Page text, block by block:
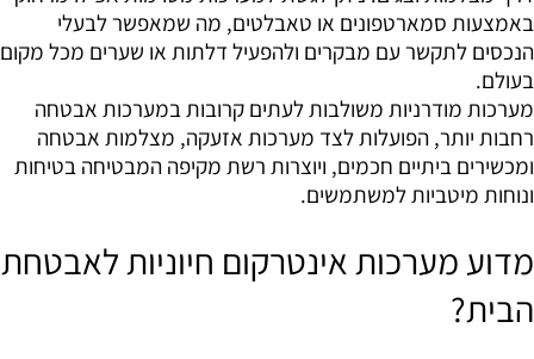
באמצעות סמארטפונים או טאבלטים, מה שמאפשר לבעלי
הנכסים לתקשר עם מבקרים ולהפעיל דלתות או שערים מכל מקום
בעולם.
מערכות מודרניות משולבות לעתים קרובות במערכות אבטחה
רחבות יותר, הפועלות לצד מערכות אזעקה, מצלמות אבטחה
ומכשירים ביתיים חכמים, ויוצרות רשת מקיפה המבטיחה בטיחות
ונוחות מיטביות למשתמשים.
מדוע מערכות אינטרקום חיוניות לאבטחת
הבית?